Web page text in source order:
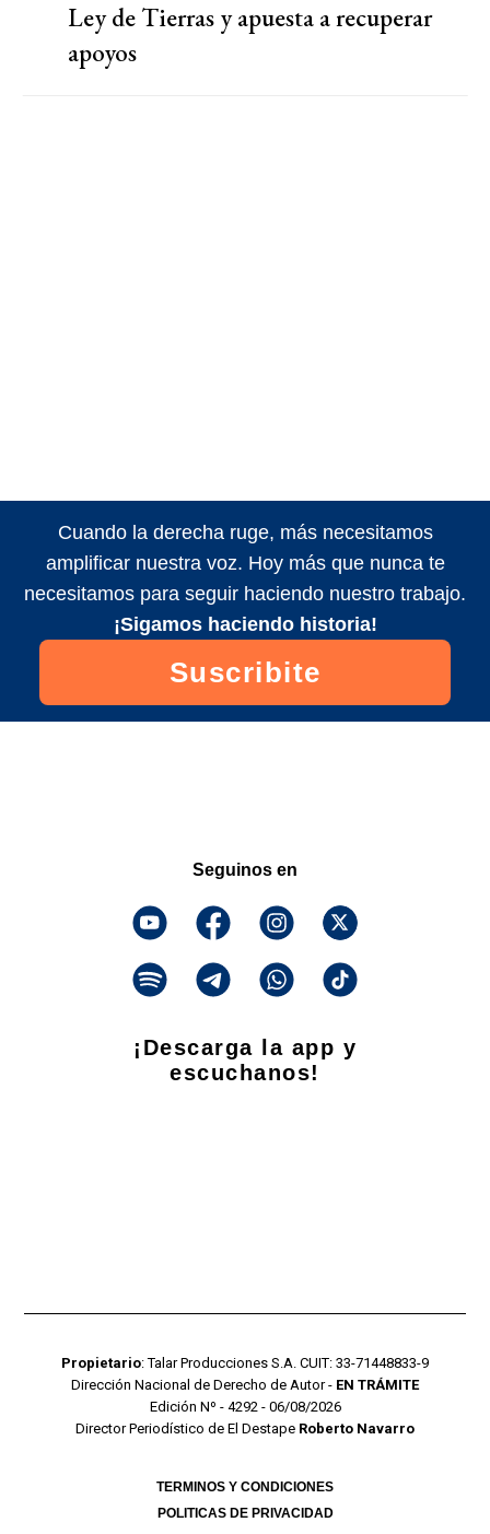
Ley de Tierras y apuesta a recuperar
apoyos
Cuando la derecha ruge, más necesitamos
amplificar nuestra voz. Hoy más que nunca te
necesitamos para seguir haciendo nuestro trabajo.
¡Sigamos haciendo historia!
Suscribite
Seguinos en
¡Descarga la app y
escuchanos!
Propietario: Talar Producciones S.A. CUIT: 33-71448833-9
Dirección Nacional de Derecho de Autor - EN TRÁMITE
Edición Nº - 4292 - 06/08/2026
Director Periodístico de El Destape Roberto Navarro
TERMINOS Y CONDICIONES
POLITICAS DE PRIVACIDAD